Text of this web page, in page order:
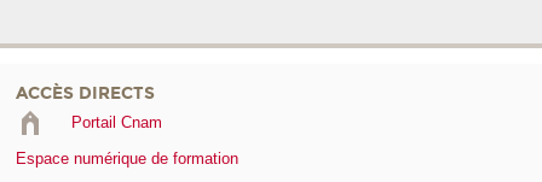
ACCÈS DIRECTS
Portail Cnam
Espace numérique de formation